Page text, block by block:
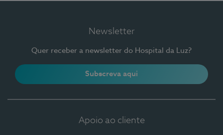
Newsletter
Quer receber a newsletter do Hospital da Luz?
Subscreva aqui
Apoio ao cliente